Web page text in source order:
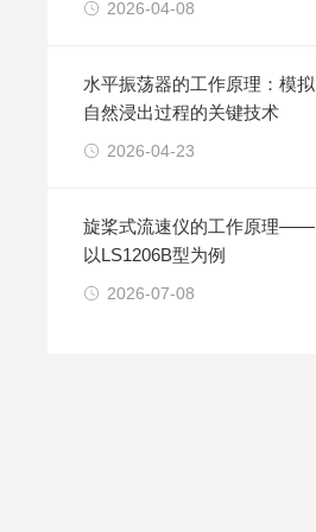
2026-04-08
水平振荡器的工作原理：模拟
自然浸出过程的关键技术
2026-04-23
旋桨式流速仪的工作原理——
以LS1206B型为例
2026-07-08